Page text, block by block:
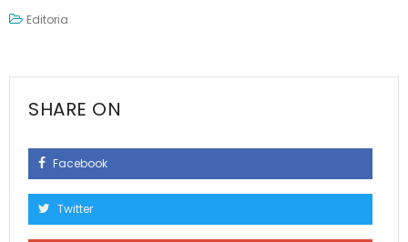
Editoria
SHARE ON
Facebook
Twitter